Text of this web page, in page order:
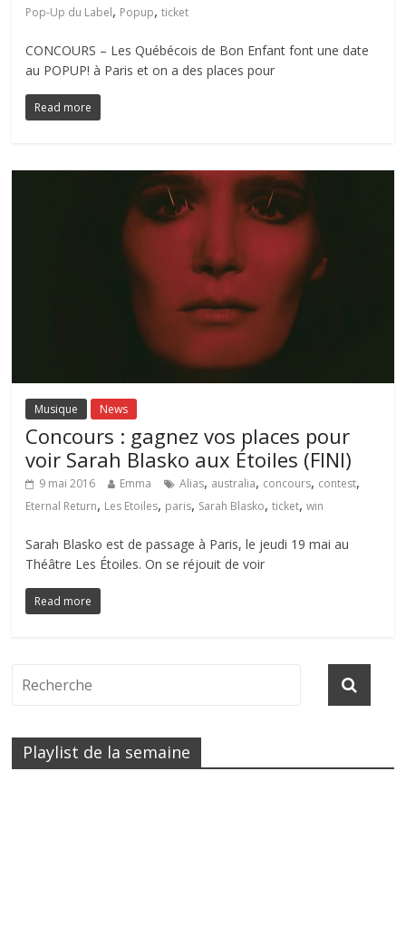
Pop-Up du Label, Popup,ticket
CONCOURS – Les Québécois de Bon Enfant font une date
au POPUP! à Paris et on a des places pour
Read more
Musique News
Concours : gagnez vos places pour
voir Sarah Blasko aux Étoiles (FINI)
9 mai 2016 Emma Alias, australia, concours, contest,
Eternal Return, Les Etoiles, paris, Sarah Blasko,ticket,win
Sarah Blasko est de passage à Paris, le jeudi 19 mai au
Théâtre Les Étoiles. On se réjouit de voir
Read more
Playlist de la semaine